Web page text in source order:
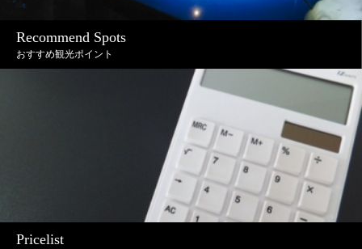
Recommend Spots
おすすめ観光ポイント
Pricelist